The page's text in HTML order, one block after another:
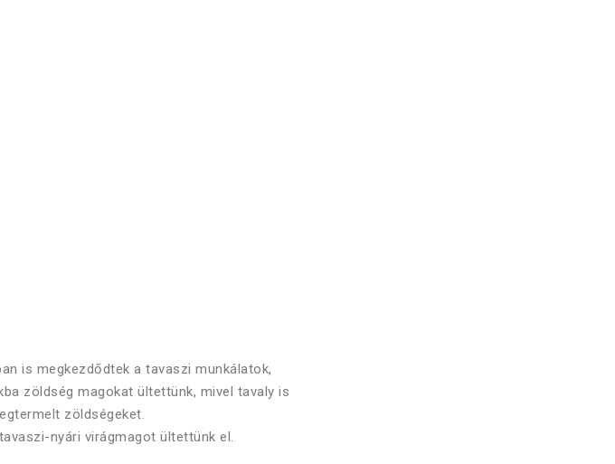
is megkezdődtek a tavaszi munkálatok,
zöldség magokat ültettünk, mivel tavaly is
zöldségeket.
nyári virágmagot ültettünk el.